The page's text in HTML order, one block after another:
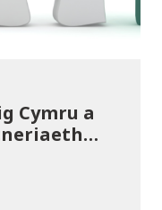
Cymru a